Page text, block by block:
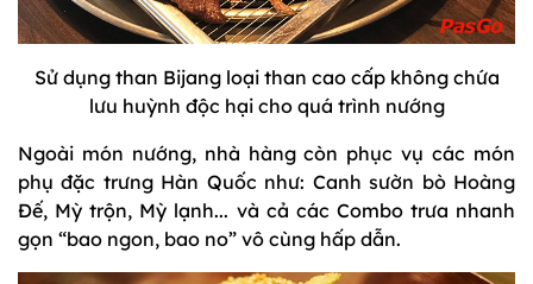
Sử dụng than Bijang loại than cao cấp không chứa
lưu huỳnh độc hại cho quá trình nướng
Ngoài món nướng, nhà hàng còn phục vụ các món
phụ đặc trưng Hàn Quốc như: Canh sườn bò Hoàng
Đế, Mỳ trộn, Mỳ lạnh... và cả các Combo trưa nhanh
gọn “bao ngon, bao no” vô cùng hấp dẫn.